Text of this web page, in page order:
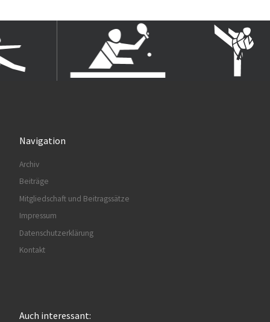
Navigation
Archiv
Beiträge
Mitgliedschaft und Beitragssätze
Impressum
Datenschutzerklärung
Kontakt
Auch interessant: